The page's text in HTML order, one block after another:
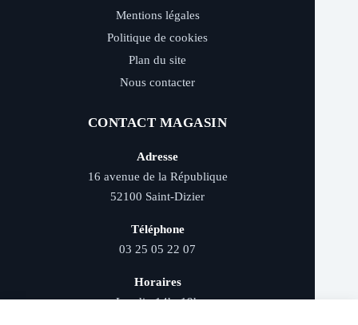
Mentions légales
Politique de cookies
Plan du site
Nous contacter
CONTACT MAGASIN
Adresse
16 avenue de la République
52100 Saint-Dizier
Téléphone
03 25 05 22 07
Horaires
Lundi : 14h–19h